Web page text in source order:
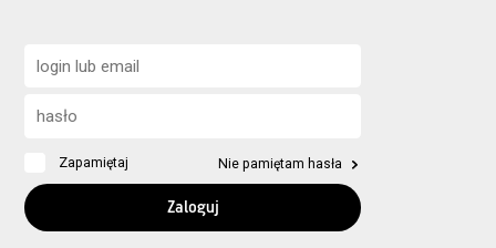
Zapamiętaj Nie pamiętam hasła